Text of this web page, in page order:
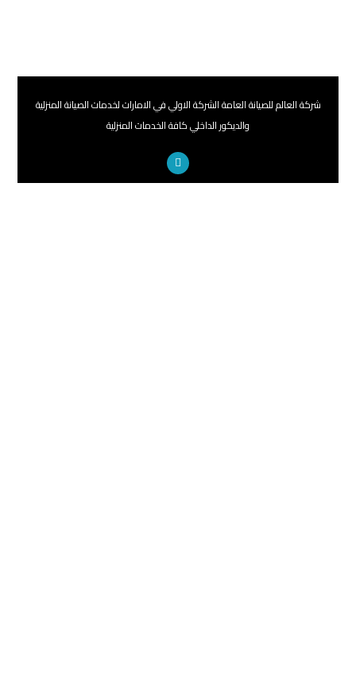
شركة العالم للصيانة العامة الشركة الاولي في الامارات لخدمات الصيانة المنزلية
والديكور الداخلي كافة الخدمات المنزلية